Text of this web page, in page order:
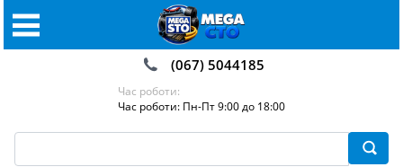
(067) 5044185
Час роботи:
Час роботи: Пн-Пт 9:00 до 18:00